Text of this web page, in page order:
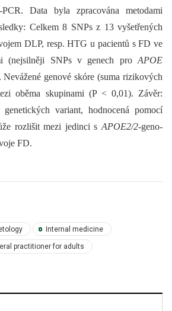
Data byla zpracována metodami
Celkem 8 SNPs z 13 vyšetřených
DLP, resp. HTG u pacientů s FD ve
(nejsilněji SNPs v genech pro APOE
genové skóre (suma rizikových
oběma skupinami (P < 0,01). Závěr:
variant, hodnocená pomocí
rozlišit mezi jedinci s APOE2/2-geno­
FD.
Internal medicine
practitioner for adults